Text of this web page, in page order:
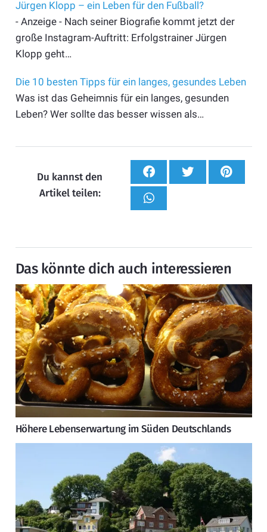
Jürgen Klopp – ein Leben für den Fußball?
- Anzeige - Nach seiner Biografie kommt jetzt der
große Instagram-Auftritt: Erfolgstrainer Jürgen
Klopp geht…
Die 10 besten Tipps für ein langes, gesundes Leben
Was ist das Geheimnis für ein langes, gesunden
Leben? Wer sollte das besser wissen als…
Du kannst den
Artikel teilen:
Das könnte dich auch interessieren
Höhere Lebenserwartung im Süden Deutschlands